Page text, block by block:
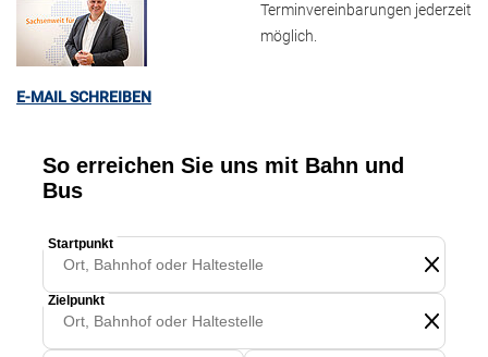
E-MAIL SCHREIBEN
Terminvereinbarungen jederzeit
möglich.